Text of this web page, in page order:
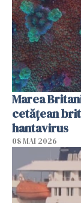
Marea
cetăţean
hantavirus
08 MAI 2026